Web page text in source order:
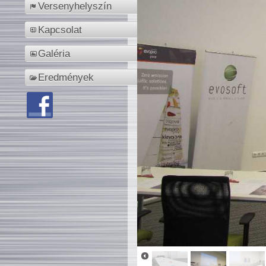
Versenyhelyszín
Kapcsolat
Galéria
Eredmények